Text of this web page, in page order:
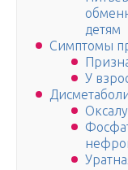
детям
Симптомы
У